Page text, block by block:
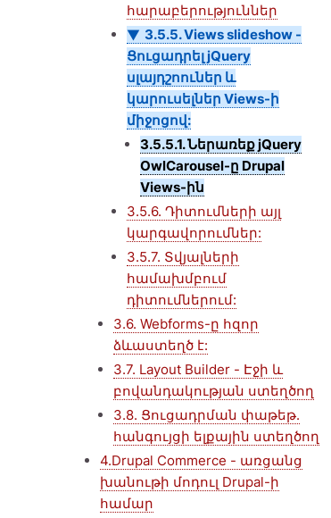
հարաբերություններ
3.5.5. Views slideshow -
Ցուցադրել jQuery
սլայդշոուներ և
կարուսելներ Views-ի
միջոցով:
3.5.5.1. Ներառեք jQuery
OwlCarousel-ը Drupal
Views-ին
3.5.6. Դիտումների այլ
կարգավորումներ:
3.5.7. Տվյալների
համախմբում
դիտումներում:
3.6. Webforms-ը հզոր
ձևաստեղծ է:
3.7. Layout Builder - Էջի և
բովանդակության ստեղծող
3.8. Ցուցադրման փաթեթ.
հանգույցի ելքային ստեղծող
4.Drupal Commerce - առցանց
խանութի մոդուլ Drupal-ի
համար